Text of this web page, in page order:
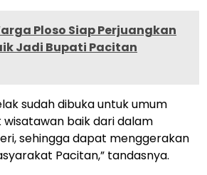
Ploso Siap Perjuangkan
Jadi Bupati Pacitan
sudah dibuka untuk umum
baik dari dalam
sehingga dapat menggerakan
Pacitan,” tandasnya.